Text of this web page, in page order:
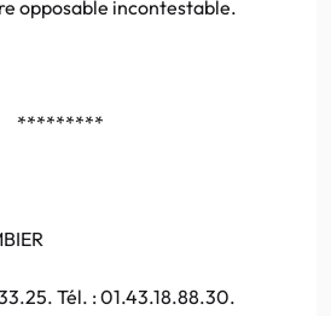
opposable incontestable.
*********
Tél. : 01.43.18.88.30.